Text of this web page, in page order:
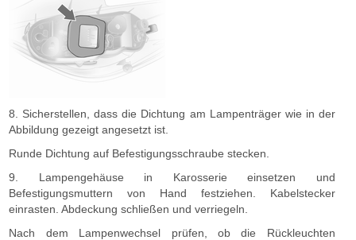
8. Sicherstellen, dass die Dichtung am Lampenträger wie in der
Abbildung gezeigt angesetzt ist.
Runde Dichtung auf Befestigungsschraube stecken.
9. Lampengehäuse in Karosserie einsetzen und
Befestigungsmuttern von Hand festziehen. Kabelstecker
einrasten. Abdeckung schließen und verriegeln.
Nach dem Lampenwechsel prüfen, ob die Rückleuchten